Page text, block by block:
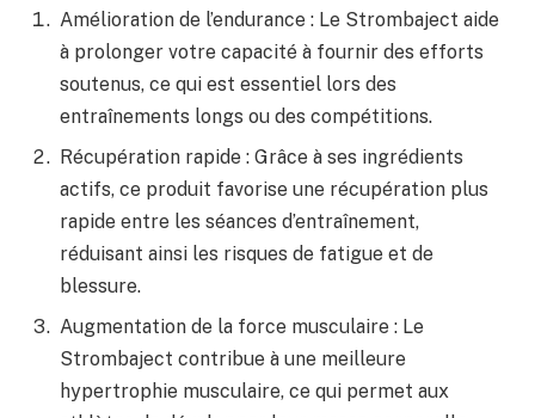
Amélioration de l’endurance : Le Strombaject aide
à prolonger votre capacité à fournir des efforts
soutenus, ce qui est essentiel lors des
entraînements longs ou des compétitions.
Récupération rapide : Grâce à ses ingrédients
actifs, ce produit favorise une récupération plus
rapide entre les séances d’entraînement,
réduisant ainsi les risques de fatigue et de
blessure.
Augmentation de la force musculaire : Le
Strombaject contribue à une meilleure
hypertrophie musculaire, ce qui permet aux